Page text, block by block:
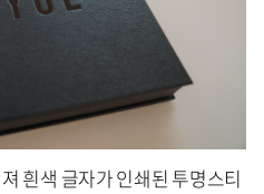
흰색 글자가 인쇄된 투명스티